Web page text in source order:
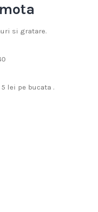
si gratare.
lei pe bucata .